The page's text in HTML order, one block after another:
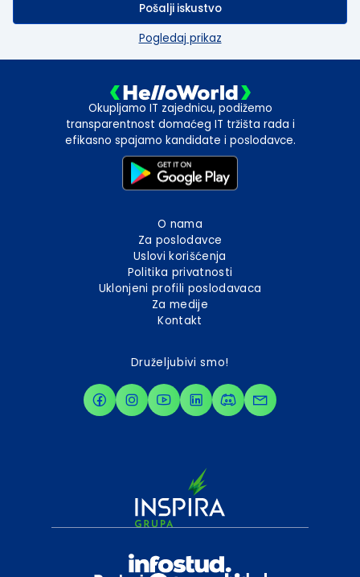
Pošalji iskustvo
Pogledaj prikaz
Okupljamo IT zajednicu, podižemo
transparentnost domaćeg IT tržišta rada i
efikasno spajamo kandidate i poslodavce.
O nama
Za poslodavce
Uslovi korišćenja
Politika privatnosti
Uklonjeni profili poslodavaca
Za medije
Kontakt
Druželjubivi smo!